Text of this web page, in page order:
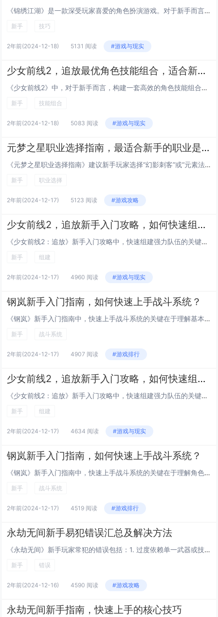
《锦绣江湖》是一款深受玩家喜爱的角色扮演游戏。对于新手而言，快速上手的关键在于掌握几个核心技巧：熟悉角色技能与装备搭配，合理选择可以大幅提升战斗力；积极参与游戏内的各种活动和任务，不仅能获得丰厚奖励，还能加速角色成长；加入帮派或与其他玩家组...
新手 技巧
2年前(2024-12-18) 5131 阅读 #游戏与现实
少女前线2，追放最优角色技能组合，适合新手的搭配指南
《少女前线2》中，对于新手而言，构建一套高效的角色技能组合至关重要。推荐使用“追放”作为核心角色，其技能擅长控制与输出。最佳搭配为：追放+医疗型角色（如“梅尔”）以保证生存能力；辅助型角色（如“格里芬”）增强队伍整体效能。此组合既简单又实用...
新手 技能组合
2年前(2024-12-18) 5083 阅读 #游戏与现实
元梦之星职业选择指南，最适合新手的职业是什么？
《元梦之星职业选择指南》建议新手玩家选择“幻影刺客”或“元素法师”作为起始职业。这两个职业操作相对简单，成长曲线平缓，适合初入游戏的玩家快速上手。幻影刺客拥有高爆发伤害和灵活的移动能力，适合喜欢近战和快速击杀的玩家；而元素法师则以强大的远程...
新手 职业选择
2年前(2024-12-17) 5123 阅读 #游戏攻略
少女前线2，追放新手入门攻略，如何快速组建强力队伍？
《少女前线2：追放》新手入门攻略中，快速组建强力队伍的关键在于合理搭配不同类型的人形。初期建议优先培养高性价比的角色，如AR和SMG，它们在前期任务中表现优秀。关注角色之间的技能配合与阵容平衡，通过完成任务和活动获取资源，加快角色升级和装备...
新手 组建
2年前(2024-12-17) 4960 阅读 #游戏与现实
钢岚新手入门指南，如何快速上手战斗系统？
《钢岚》新手入门指南中，快速上手战斗系统的关键在于理解基本操作和角色技能。熟悉移动、攻击和防御的基本按键，利用教程模式进行实践。选择适合自己游戏风格的角色，每个角色都有独特的技能组合和定位，如近战突击或远程支援。掌握角色的特殊能力和连招，通...
新手 战斗系统
2年前(2024-12-17) 4907 阅读 #游戏排行
少女前线2，追放新手入门攻略，如何快速组建强力队伍？
《少女前线2：追放》新手入门攻略中，快速组建强力队伍的关键在于合理搭配不同类型的人形。初期应优先培养突击步枪和冲锋枪，它们在战斗中的适应性和生存能力较强。关注人形的技能和属性，选择能够互相支援、互补的单位组成小队。通过完成主线任务和日常活动...
新手 组建
2年前(2024-12-17) 4634 阅读 #游戏与现实
钢岚新手入门指南，如何快速上手战斗系统？
《钢岚》新手入门指南中，快速上手战斗系统的关键在于理解角色定位与技能搭配。游戏中的角色分为坦克、输出和辅助三种职业，每种职业都有独特的技能和定位。新手玩家应首先选择一个自己擅长的职业，通过实战逐步熟悉其操作和技能释放时机。合理利用队伍搭配，...
新手 战斗系统
2年前(2024-12-17) 4519 阅读 #游戏排行
永劫无间新手易犯错误汇总及解决方法
《永劫无间》新手玩家常犯的错误包括：1. 过度依赖单一武器或技能，导致应对多变战局能力不足；2. 忽视环境利用，如不善于利用地形优势进行伏击或逃脱；3. 缺乏团队协作意识，单打独斗影响整体战术布局；4. 对游戏机制理解不深，如不了解复活、拾...
新手 错误
2年前(2024-12-16) 4590 阅读 #游戏攻略
永劫无间新手指南，快速上手的核心技巧